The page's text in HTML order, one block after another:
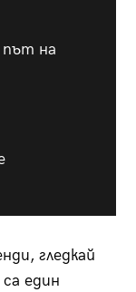
път на
гледкай
един